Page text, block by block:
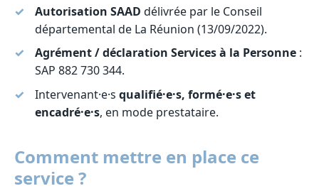
Autorisation SAAD délivrée par le Conseil
départemental de La Réunion (13/09/2022).
Agrément / déclaration Services à la Personne:
SAP 882 730 344.
Intervenant·e·s qualifié·e·s, formé·e·s et
encadré·e·s, en mode prestataire.
Comment mettre en place ce
service ?